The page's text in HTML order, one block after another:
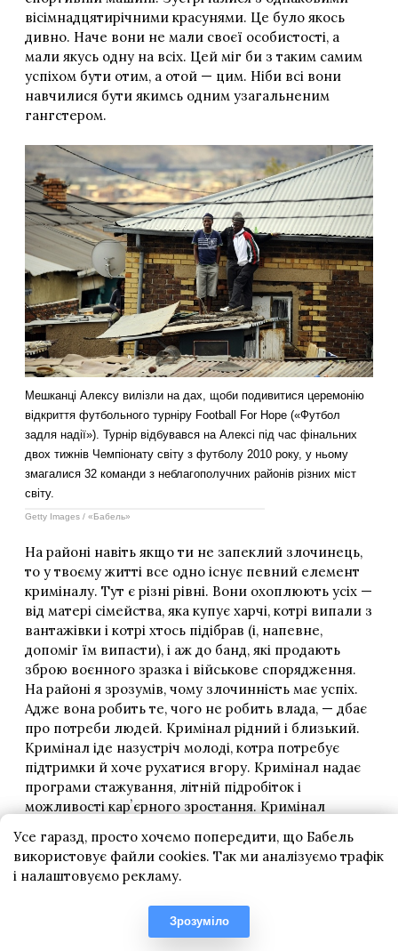
Усе гаразд, просто хочемо попередити, що Бабель
використовує файли cookies. Так ми аналізуємо трафік
і налаштовуємо рекламу.
Зрозуміло